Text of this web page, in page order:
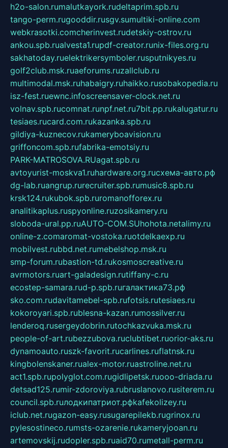
h2o-salon.rumalutkayork.rudeltaprim.spb.ru
tango-perm.rugooddir.rusgv.sumultiki-online.com
webkrasotki.comcherinvest.rudetskiy-ostrov.ru
ankou.spb.rualvesta1.rupdf-creator.runix-files.org.ru
sakhatoday.ruelektrikersymboler.rusputnikyes.ru
golf2club.msk.ruaeforums.ruzallclub.ru
multimodal.msk.ruhabaigry.ruhaikko.rusobakopedia.ru
isz-fest.ruewnc.infoscreensaver-clock.net.ru
volnav.spb.rucomnat.runpf.net.ru7bit.pp.rukalugatur.ru
tesiaes.rucard.com.rukazanka.spb.ru
gildiya-kuznecov.rukameryboavision.ru
griffoncom.spb.rufabrika-emotsiy.ru
PARK-MATROSOVA.RUagat.spb.ru
avtoyurist-moskva1.ruhardware.org.ruсхема-авто.рф
dg-lab.ruangrup.rurecruiter.spb.rumusic8.spb.ru
krsk124.rukubok.spb.ruromanofforex.ru
analitikaplus.ruspyonline.ruzosikamery.ru
sloboda-ural.pp.ruAUTO-COM.SUhohota.netalimy.ru
online-z.comaromat-vostoka.ruotdelkaexp.ru
mobilvest.rubbd.net.rumebelshop.msk.ru
smp-forum.rubastion-td.rukosmoscreative.ru
avrmotors.ruart-galadesign.rutiffany-c.ru
ecostep-samara.rud-p.spb.ruгалактика73.рф
sko.com.rudavitamebel-spb.rufotsis.rutesiaes.ru
kokoroyari.spb.rublesna-kazan.rumossilver.ru
lenderoq.rusergeydobrin.rutochkazvuka.msk.ru
people-of-art.rubezzubova.ruclubtibet.ruorior-aks.ru
dynamoauto.ruszk-favorit.rucarlines.ruflatnsk.ru
kingbolenskaner.rualex-motor.ruastroline.net.ru
act1.spb.rupolyglot.com.rugidlipetsk.ruooo-driada.ru
detsad125.rumir-zdoroviya.rubruslanovo.rusiterem.ru
council.spb.ruлодкипатриот.рфkafekolizey.ru
iclub.net.rugazon-easy.rusugarepilekb.rugrinox.ru
pylesostineco.rumsts-ozarenie.rukameryjooan.ru
artemovskij.rudopler.spb.ruaid70.rumetall-perm.ru